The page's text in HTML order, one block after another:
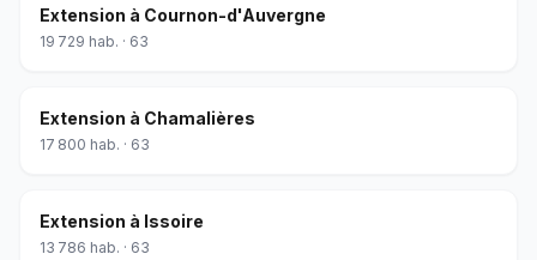
Extension à Cournon-d'Auvergne
19 729 hab. · 63
Extension à Chamalières
17 800 hab. · 63
Extension à Issoire
13 786 hab. · 63